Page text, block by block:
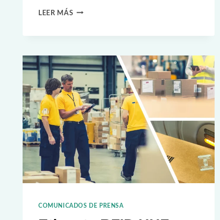
LEER MÁS SELECCIÓN
NFC
ADECUADA
PARA
SU
APLICACIÓN
COMUNICADOS DE PRENSA